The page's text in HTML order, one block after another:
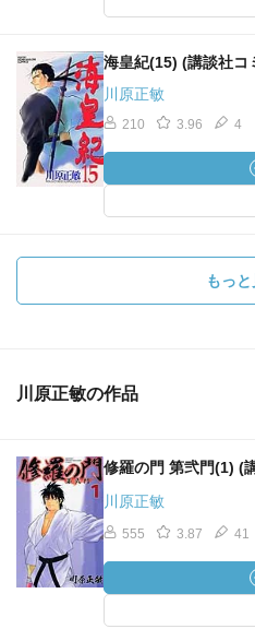
海皇紀(15) (講談社コ
川原正敏
210 3.96 4
もっ
川原正敏の作品
修羅の門 第弐門(1) (
川原正敏
555 3.87 41